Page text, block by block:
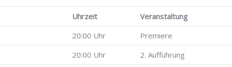
Uhrzeit
Veranstaltung
20:00 Uhr
Premiere
20:00 Uhr
2. Aufführung